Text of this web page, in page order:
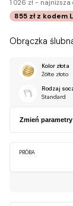
1 026 zł - najniższa
855 zł z kodem
Obrączka
Kolor złota
Żółte złoto
Rodzaj
Standard
Zmień parametry
PRÓBA